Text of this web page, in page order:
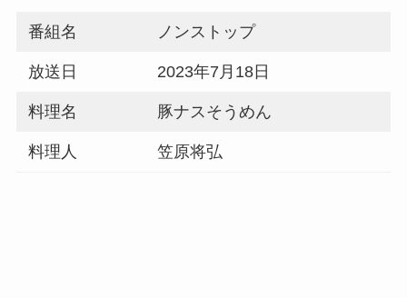
番組名 ノンストップ
放送日 2023年7月18日
料理名 豚ナスそうめん
料理人 笠原将弘